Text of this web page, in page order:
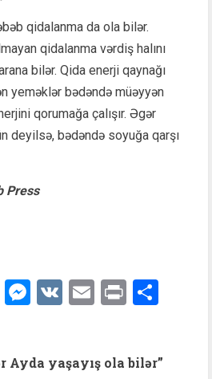
qidalanma da ola bilər.
qidalanma vərdiş halını
bilər. Qida enerji qaynağı
yeməklər bədəndə müəyyən
qorumağa çalışır. Əgər
deyilsə, bədəndə soyuğa qarşı
Press
Twitter
Messenger
VK Email
Print
Ayda yaşayış ola bilər”